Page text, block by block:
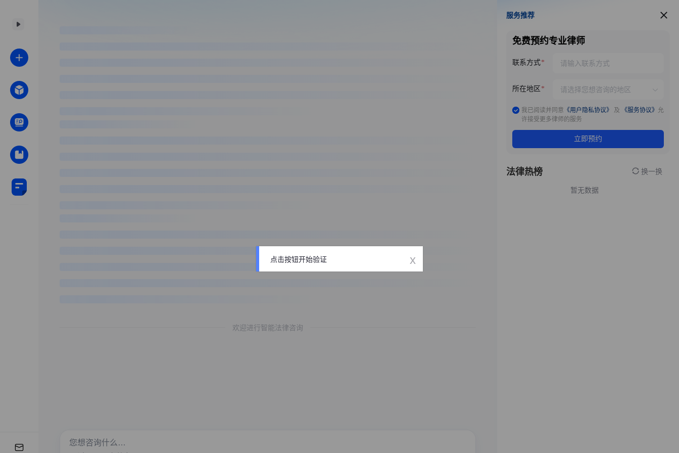
欢迎进行智能法律咨询
服务推荐
服务推荐
免费预约专业律师
联系方式
所在地区
我已阅读并同意 《用户隐私协议》 及 《服务协议》 允
许接受更多律师的服务
立即预约
法律热榜 换一换
暂无数据
点击按钮开始验证 x